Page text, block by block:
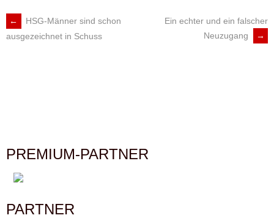
ARTIKEL-
←
HSG-Männer sind schon
ausgezeichnet in Schuss
Ein echter und ein falscher
Neuzugang
→
PREMIUM-PARTNER
PARTNER